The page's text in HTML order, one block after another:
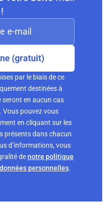
!
(gratuit)
par le biais de ce
destinées à
seront en aucun cas
Vous pouvez vous
en cliquant sur les
présents dans chacun
d’informations, vous
denotre politique
personnelles.